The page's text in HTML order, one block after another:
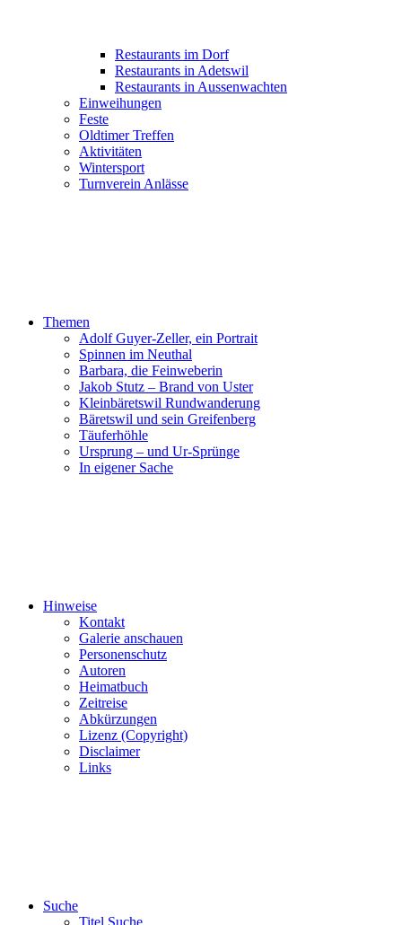
Restaurants im Dorf
Restaurants in Adetswil
Restaurants in Aussenwachten
Einweihungen
Feste
Oldtimer Treffen
Aktivitäten
Wintersport
Turnverein Anlässe
Themen
Adolf Guyer-Zeller, ein Portrait
Spinnen im Neuthal
Barbara, die Feinweberin
Jakob Stutz – Brand von Uster
Kleinbäretswil Rundwanderung
Bäretswil und sein Greifenberg
Täuferhöhle
Ursprung – und Ur-Sprünge
In eigener Sache
Hinweise
Kontakt
Galerie anschauen
Personenschutz
Autoren
Heimatbuch
Zeitreise
Abkürzungen
Lizenz (Copyright)
Disclaimer
Links
Suche
Titel Suche